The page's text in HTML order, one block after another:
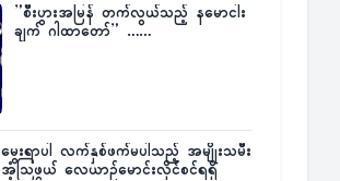
”စီးပွားအမြန် တက်လွယ်သည့် နမောငါး
ချက် ဂါထာတော်” ……
မွေးရာပါ လက်နှစ်ဖက်မပါသည့် အမျိုးသမီး
အံ့သြဖွယ် လေယာဉ်မောင်းလိုင်စင်ရရှိ